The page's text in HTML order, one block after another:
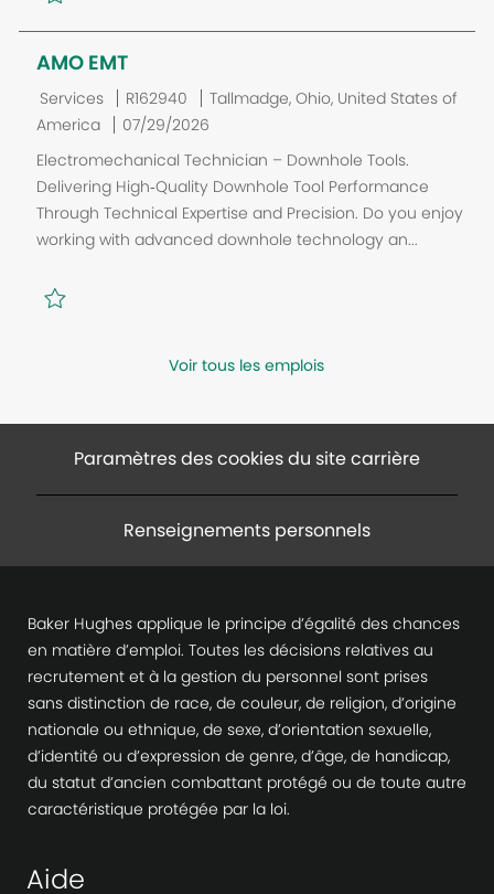
n
t
e
AMO EMT
C
a
t
é
g
e
Services
J
o
b
I
D
R162940
E
m
p
c
t
Tallmadge, Ohio, United States of
America
P
o
s
e
07/29/2026
Electromechanical Technician – Downhole Tools.
Delivering High‑Quality Downhole Tool Performance
Through Technical Expertise and Precision. Do you enjoy
working with advanced downhole technology an...
Voir tous les emplois
Paramètres des cookies du site carrière
Renseignements personnels
Baker Hughes applique le principe d’égalité des chances
en matière d’emploi. Toutes les décisions relatives au
recrutement et à la gestion du personnel sont prises
sans distinction de race, de couleur, de religion, d’origine
nationale ou ethnique, de sexe, d’orientation sexuelle,
d’identité ou d’expression de genre, d’âge, de handicap,
du statut d’ancien combattant protégé ou de toute autre
caractéristique protégée par la loi.
Aide